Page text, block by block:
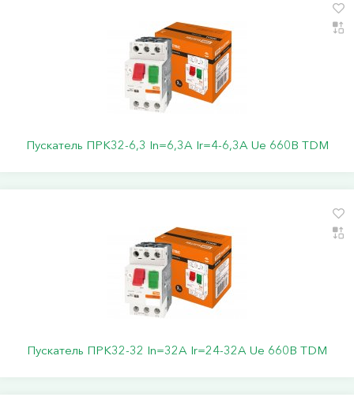
Пускатель ПРК32-6,3 In=6,3A Ir=4-6,3А Ue 660В TDM
Пускатель ПРК32-32 In=32A Ir=24-32A Ue 660В TDM